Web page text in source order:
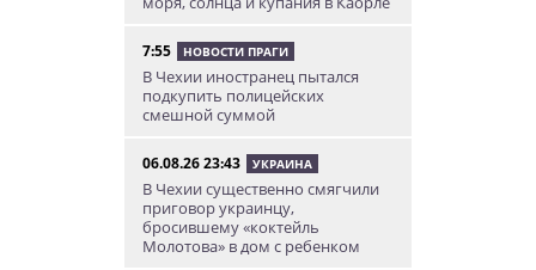
7:55 НОВОСТИ ПРАГИ
В Чехии иностранец пытался
подкупить полицейских
смешной суммой
06.08.26 23:43 УКРАИНА
В Чехии существенно смягчили
приговор украинцу,
бросившему «коктейль
Молотова» в дом с ребенком